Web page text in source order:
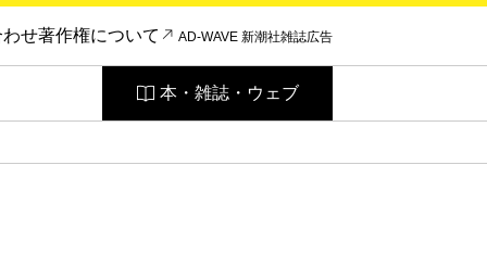
わせ著作権について AD-WAVE 新潮社雑誌広告
本・雑誌・ウェブ